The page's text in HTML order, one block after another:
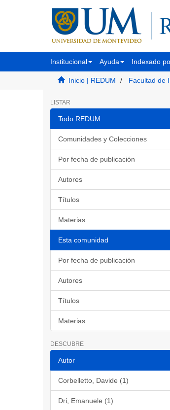
Institucional Ayuda Indexado
Inicio | REDUM Facultad de
LISTAR
Todo REDUM
Comunidades y Colecciones
Por fecha de publicación
Autores
Títulos
Materias
Esta comunidad
Por fecha de publicación
Autores
Títulos
Materias
DESCUBRE
Autor
Corbelletto, Davide (1)
Dri, Emanuele (1)